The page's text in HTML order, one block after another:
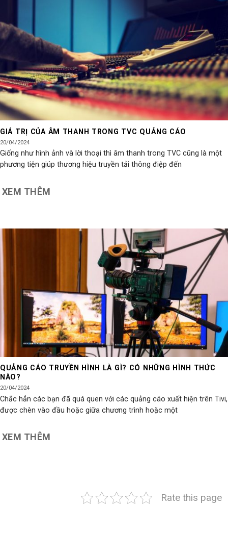
GIÁ TRỊ CỦA ÂM THANH TRONG TVC QUẢNG CÁO
20/04/2024
Giống như hình ảnh và lời thoại thì âm thanh trong TVC cũng là một
phương tiện giúp thương hiệu truyền tải thông điệp đến
XEM THÊM
QUẢNG CÁO TRUYỀN HÌNH LÀ GÌ? CÓ NHỮNG HÌNH THỨC
NÀO?
20/04/2024
Chắc hẳn các bạn đã quá quen với các quảng cáo xuất hiện trên Tivi,
được chèn vào đầu hoặc giữa chương trình hoặc một
XEM THÊM
Rate this page